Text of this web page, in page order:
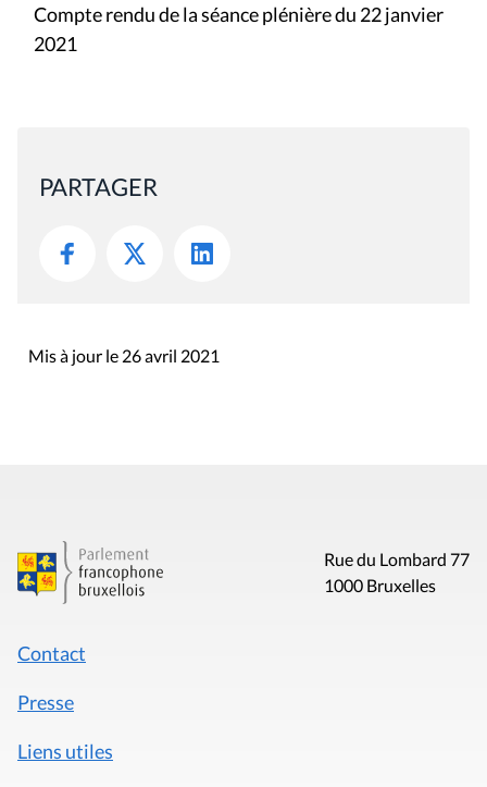
Compte rendu de la séance plénière du 22 janvier
2021
PARTAGER
Mis à jour le 26 avril 2021
Rue du Lombard 77
1000 Bruxelles
Contact
Presse
Liens utiles